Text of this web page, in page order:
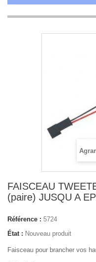
FAISCEAU
(paire) JUSQU A
Référence : 5724
État : Nouveau produit
Faisceau pour brancher vos